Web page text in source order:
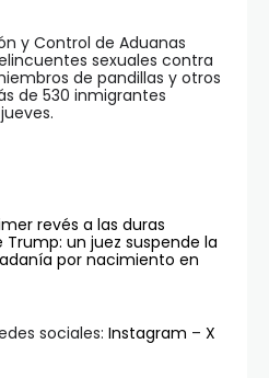
y Control de Aduanas
sexuales contra
de pandillas y otros
de 530 inmigrantes
revés a las duras
un juez suspende la
por nacimiento en
sociales: Instagram – X